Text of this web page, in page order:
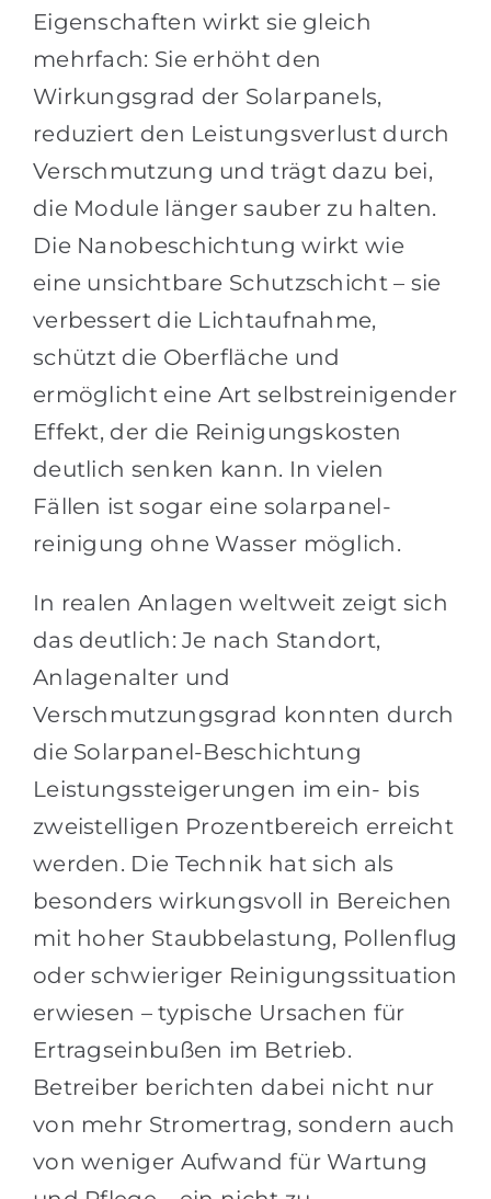
Eigenschaften wirkt sie gleich
mehrfach: Sie erhöht den
Wirkungsgrad der Solarpanels,
reduziert den Leistungsverlust durch
Verschmutzung und trägt dazu bei,
die Module länger sauber zu halten.
Die Nanobeschichtung wirkt wie
eine unsichtbare Schutzschicht – sie
verbessert die Lichtaufnahme,
schützt die Oberfläche und
ermöglicht eine Art selbstreinigender
Effekt, der die Reinigungskosten
deutlich senken kann. In vielen
Fällen ist sogar eine solarpanel-
reinigung ohne Wasser möglich.
In realen Anlagen weltweit zeigt sich
das deutlich: Je nach Standort,
Anlagenalter und
Verschmutzungsgrad konnten durch
die Solarpanel-Beschichtung
Leistungssteigerungen im ein- bis
zweistelligen Prozentbereich erreicht
werden. Die Technik hat sich als
besonders wirkungsvoll in Bereichen
mit hoher Staubbelastung, Pollenflug
oder schwieriger Reinigungssituation
erwiesen – typische Ursachen für
Ertragseinbußen im Betrieb.
Betreiber berichten dabei nicht nur
von mehr Stromertrag, sondern auch
von weniger Aufwand für Wartung